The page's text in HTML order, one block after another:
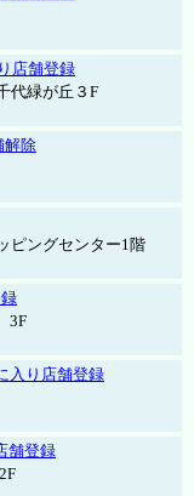
店舗登録
代緑が丘３F
解除
ピングセンター1階
3F
入り店舗登録
舗登録